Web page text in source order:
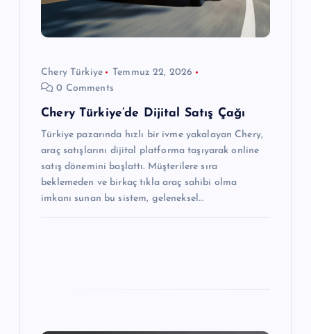
Chery Türkiye
Temmuz 22, 2026
0 Comments
Chery Türkiye’de Dijital Satış Çağı
Türkiye pazarında hızlı bir ivme yakalayan Chery,
araç satışlarını dijital platforma taşıyarak online
satış dönemini başlattı. Müşterilere sıra
beklemeden ve birkaç tıkla araç sahibi olma
imkanı sunan bu sistem, geleneksel…